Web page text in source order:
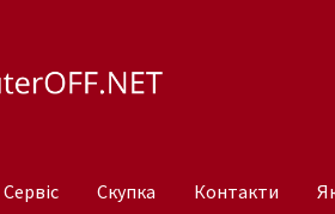
Сервіс Скупка Контакти